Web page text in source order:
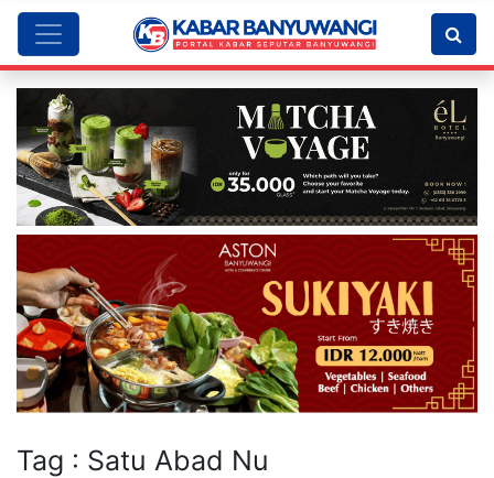
Tag : Satu Abad Nu